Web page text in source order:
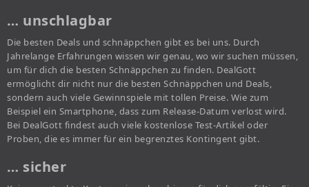
… unschlagbar
Die besten Deals und schnäppchen gibt es bei uns. Durch
Jahrelange Erfahrungen wissen wir genau, wo wir suchen müssen,
um für dich die besten Schnäppchen zu finden. DealGott
ermöglicht dir nicht nur die besten Schnäppchen und Deals,
sondern auch viele Gewinnspiele mit tollen Preise. Wie zum
Beispiel ein Smartphone, dass zum Release-Datum verlost wird.
Bei DealGott findest auch viele kostenlose Test-Artikel oder
Proben, die es immer für ein begrenztes Kontingent gibt.
… sicher